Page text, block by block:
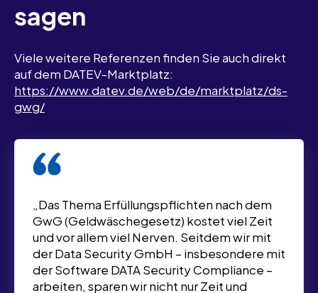
sagen
Viele weitere Referenzen finden Sie auch direkt
auf dem DATEV-Marktplatz:
https://www.datev.de/web/de/marktplatz/ds-
gwg/
„Das Thema Erfüllungspflichten nach dem
GwG (Geldwäschegesetz) kostet viel Zeit
und vor allem viel Nerven. Seitdem wir mit
der Data Security GmbH – insbesondere mit
der Software DATA Security Compliance –
arbeiten, sparen wir nicht nur Zeit und